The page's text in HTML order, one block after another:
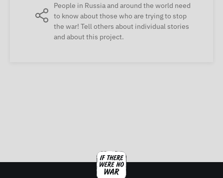
People in Russia and around the world need
to know about those who are trying to stop
the war! Tell others about individual stories
and about this project.